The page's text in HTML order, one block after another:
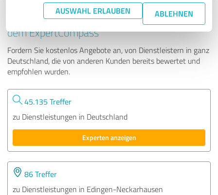
AUSWAHL ERLAUBEN ABLEHNEN
Tipp: Die passenden Experten finden - mit
dem ExpertCompass
Fordern Sie kostenlos Angebote an, von Dienstleistern in ganz
Deutschland, die von anderen Kunden bereits bewertet und
empfohlen wurden.
45.135 Treffer
zu Dienstleistungen in Deutschland
Experten anzeigen
86 Treffer
zu Dienstleistungen in Edingen-Neckarhausen